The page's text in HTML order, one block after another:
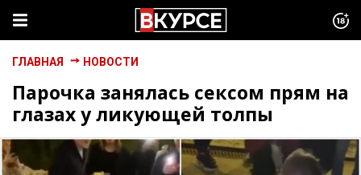
ГЛАВНАЯ НОВОСТИ
Парочка занялась сексом прям на
глазах у ликующей толпы